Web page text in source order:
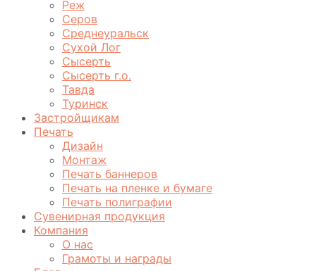
Реж
Серов
Среднеуральск
Сухой Лог
Сысерть
Сысерть г.о.
Тавда
Туринск
Застройщикам
Печать
Дизайн
Монтаж
Печать баннеров
Печать на пленке и бумаге
Печать полиграфии
Сувенирная продукция
Компания
О нас
Грамоты и награды